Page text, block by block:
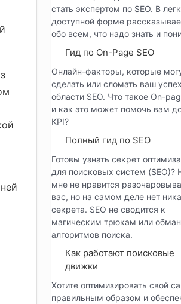
стать экспертом по SEO. В
доступной форме
обо всем, что надо знать и
Гид по On-Page SEO
Онлайн-факторы, которые
сделать или сломать ваш
области SEO. Что такое On-
и как это может помочь вам
KPI?
Полный гид по SEO
Готовы узнать секрет
для поисковых систем (SEO)?
мне не нравится
вас, но на самом деле нет
секрета. SEO не сводится к
магическим трюкам или
алгоритмов поиска.
Как работают поисковые
движки
Хотите оптимизировать свой
правильным образом и